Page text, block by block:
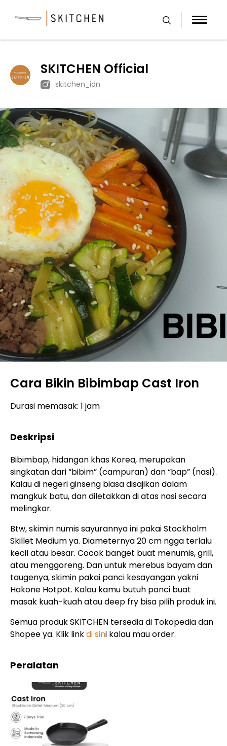
SKITCHEN Official
skitchen_idn
Cara Bikin Bibimbap Cast Iron
Durasi memasak: 1 jam
Deskripsi
Bibimbap, hidangan khas Korea, merupakan
singkatan dari “bibim” (campuran) dan “bap” (nasi).
Kalau di negeri ginseng biasa disajikan dalam
mangkuk batu, dan diletakkan di atas nasi secara
melingkar.
Btw, skimin numis sayurannya ini pakai Stockholm
Skillet Medium ya. Diameternya 20 cm ngga terlalu
kecil atau besar. Cocok banget buat menumis, grill,
atau menggoreng. Dan untuk merebus bayam dan
taugenya, skimin pakai panci kesayangan yakni
Hakone Hotpot. Kalau kamu butuh panci buat
masak kuah-kuah atau deep fry bisa pilih produk ini.
Semua produk SKITCHEN tersedia di Tokopedia dan
Shopee ya. Klik linkdi sini kalau mau order.
Peralatan